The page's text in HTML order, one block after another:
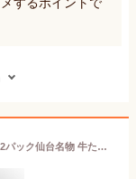
厚切り おつまみ 牛タン ジャーキー 薫製薫る 2パック仙台名物 牛たん 約30g×3枚x2個セット メール便 常温保存OK ネコポス 宮城 仙台 お試し 簡単 おやつ 酒 スモーク キャンプ 食品 肉 グルメ だてや ダテヤ[j]